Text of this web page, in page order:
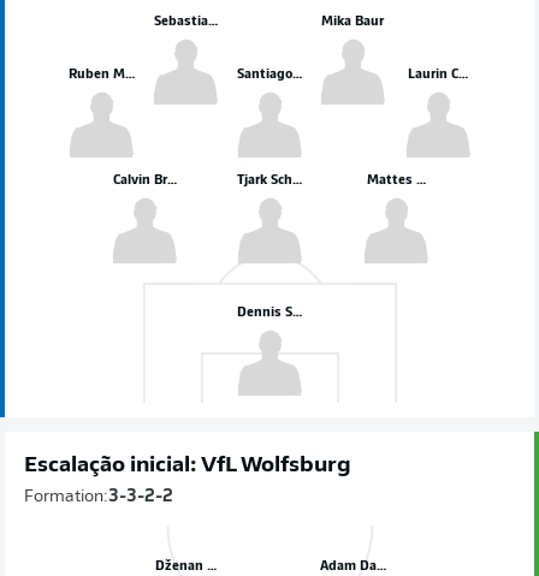
Dennis Seimen
Calvin Brackelmann
Laurin Curda
Tjark Scheller
Ruben Müller Santiago Castaneda
Mika Baur
Mattes Hansen
Sebastian Klaas
Escalação inicial: VfL Wolfsburg
Formation:3-3-2-2
Adam Daghim
Dženan Pejčinović